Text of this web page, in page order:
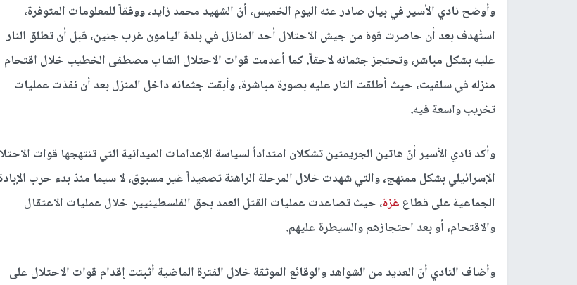
وأوضح نادي الأسير في بيان صادر عنه اليوم الخميس، أنّ الشهيد محمد زايد، ووفقاً للمعلومات المتوفرة،
استُهدف بعد أن حاصرت قوة من جيش الاحتلال أحد المنازل في بلدة اليامون غرب جنين، قبل أن تطلق النار
عليه بشكل مباشر، وتحتجز جثمانه لاحقاً. كما أعدمت قوات الاحتلال الشاب مصطفى الخطيب خلال اقتحام
منزله في سلفيت، حيث أطلقت النار عليه بصورة مباشرة، وأبقت جثمانه داخل المنزل بعد أن نفذت عمليات
تخريب واسعة فيه.
وأكد نادي الأسير أنّ هاتين الجريمتين تشكلان امتداداً لسياسة الإعدامات الميدانية التي تنتهجها قوات
الإسرائيلي بشكل ممنهج، والتي شهدت خلال المرحلة الراهنة تصعيداً غير مسبوق، لا سيما منذ بدء حرب
الجماعية على قطاع غزة، حيث تصاعدت عمليات القتل العمد بحق الفلسطينيين خلال عمليات الاعتقال
والاقتحام، أو بعد احتجازهم والسيطرة عليهم.
وأضاف النادي أنّ العديد من الشواهد والوقائع الموثقة خلال الفترة الماضية أثبتت إقدام قوات الاحتلال على